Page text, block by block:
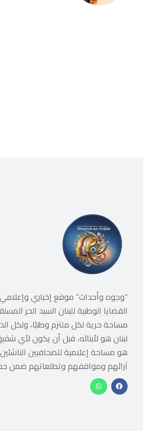
“وجوه وأحداث” موقع إخباري
القضايا الوطنية للبنان السيد الحر
مساحة حرية لكل ملتزم وطنيًا، ولكل
لبنان هو لأبنائه، قبل أن يكون لأي
هو مساحة إعلامية للصحافيين الناشئين
آرائهم ومواقفهم وتطلعاتهم ضمن